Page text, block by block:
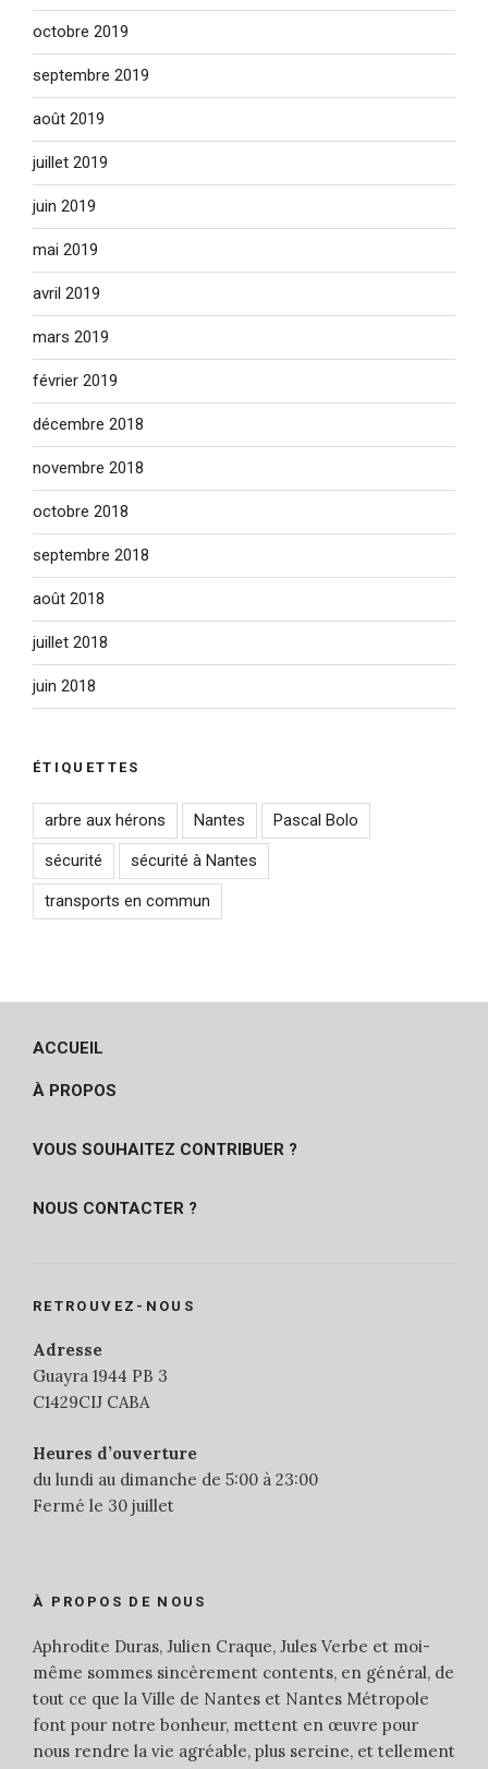
octobre 2019
septembre 2019
août 2019
juillet 2019
juin 2019
mai 2019
avril 2019
mars 2019
février 2019
décembre 2018
novembre 2018
octobre 2018
septembre 2018
août 2018
juillet 2018
juin 2018
ÉTIQUETTES
arbre aux hérons Nantes Pascal Bolo
sécurité sécurité à Nantes
transports en commun
ACCUEIL
À PROPOS
VOUS SOUHAITEZ CONTRIBUER ?
NOUS CONTACTER ?
RETROUVEZ-NOUS
Adresse
Guayra 1944 PB 3
C1429CIJ CABA
Heures d’ouverture
du lundi au dimanche de 5:00 à 23:00
Fermé le 30 juillet
À PROPOS DE NOUS
Aphrodite Duras, Julien Craque, Jules Verbe et moi-
même sommes sincèrement contents, en général, de
tout ce que la Ville de Nantes et Nantes Métropole
font pour notre bonheur, mettent en œuvre pour
nous rendre la vie agréable, plus sereine, et tellement